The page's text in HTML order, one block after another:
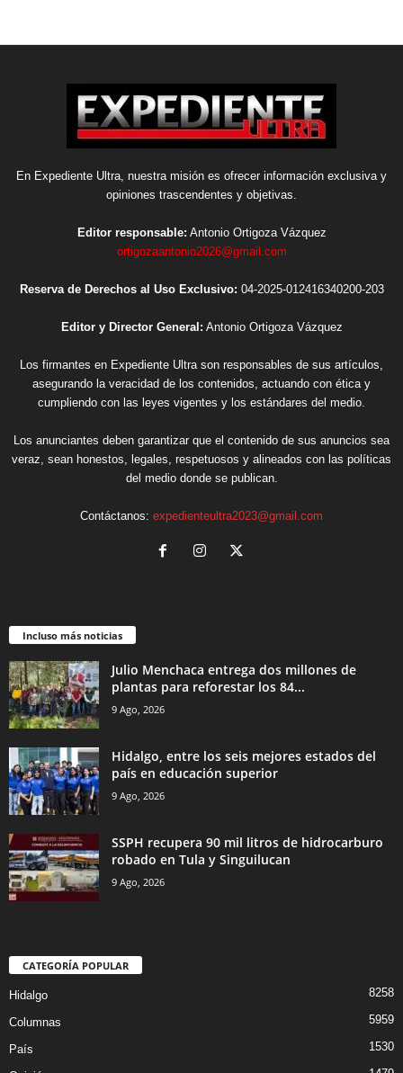
En Expediente Ultra, nuestra misión es ofrecer información exclusiva y
opiniones trascendentes y objetivas.
Editor responsable: Antonio Ortigoza Vázquez
ortigozaantonio2026@gmail.com
Reserva de Derechos al Uso Exclusivo: 04-2025-012416340200-203
Editor y Director General: Antonio Ortigoza Vázquez
Los firmantes en Expediente Ultra son responsables de sus artículos,
asegurando la veracidad de los contenidos, actuando con ética y
cumpliendo con las leyes vigentes y los estándares del medio.
Los anunciantes deben garantizar que el contenido de sus anuncios sea
veraz, sean honestos, legales, respetuosos y alineados con las políticas
del medio donde se publican.
Contáctanos: expedienteultra2023@gmail.com
Incluso más noticias
Julio Menchaca entrega dos millones de
plantas para reforestar los 84...
9 Ago, 2026
Hidalgo, entre los seis mejores estados del
país en educación superior
9 Ago, 2026
SSPH recupera 90 mil litros de hidrocarburo
robado en Tula y Singuilucan
9 Ago, 2026
CATEGORÍA POPULAR
Hidalgo 8258
Columnas 5959
País 1530